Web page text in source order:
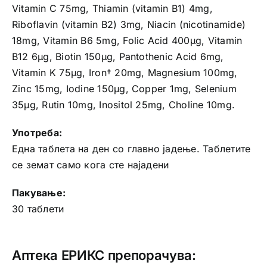
Vitamin C 75mg, Thiamin (vitamin B1) 4mg,
Riboflavin (vitamin B2) 3mg, Niacin (nicotinamide)
18mg, Vitamin B6 5mg, Folic Acid 400μg, Vitamin
B12 6μg, Biotin 150μg, Pantothenic Acid 6mg,
Vitamin K 75μg, Iron† 20mg, Magnesium 100mg,
Zinc 15mg, Iodine 150μg, Copper 1mg, Selenium
35μg, Rutin 10mg, Inositol 25mg, Choline 10mg.
Употреба:
Една таблета на ден со главно јадење. Таблетите
се земат само кога сте најадени
Пакување:
30 таблети
Аптека ЕРИКС препорачува: